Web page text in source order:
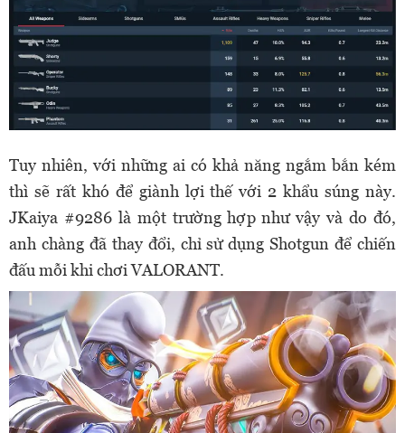
Tuy nhiên, với những ai có khả năng ngắm bắn kém
thì sẽ rất khó để giành lợi thế với 2 khẩu súng này.
JKaiya #9286 là một trường hợp như vậy và do đó,
anh chàng đã thay đổi, chỉ sử dụng Shotgun để chiến
đấu mỗi khi chơi VALORANT.